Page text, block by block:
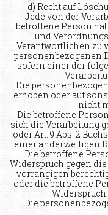
d) Recht auf
Jede von der
betroffene Person
und
Verantwortlichen zu
personenbezogenen
sofern einer der
Die
erhoben oder auf
nicht
Die betroffene
sich die Verarbeitung
oder Art. 9 Abs. 2
einer anderweitigen
Die betroffene
Widerspruch gegen
vorrangigen
oder die betroffene
Widerspruch
Die